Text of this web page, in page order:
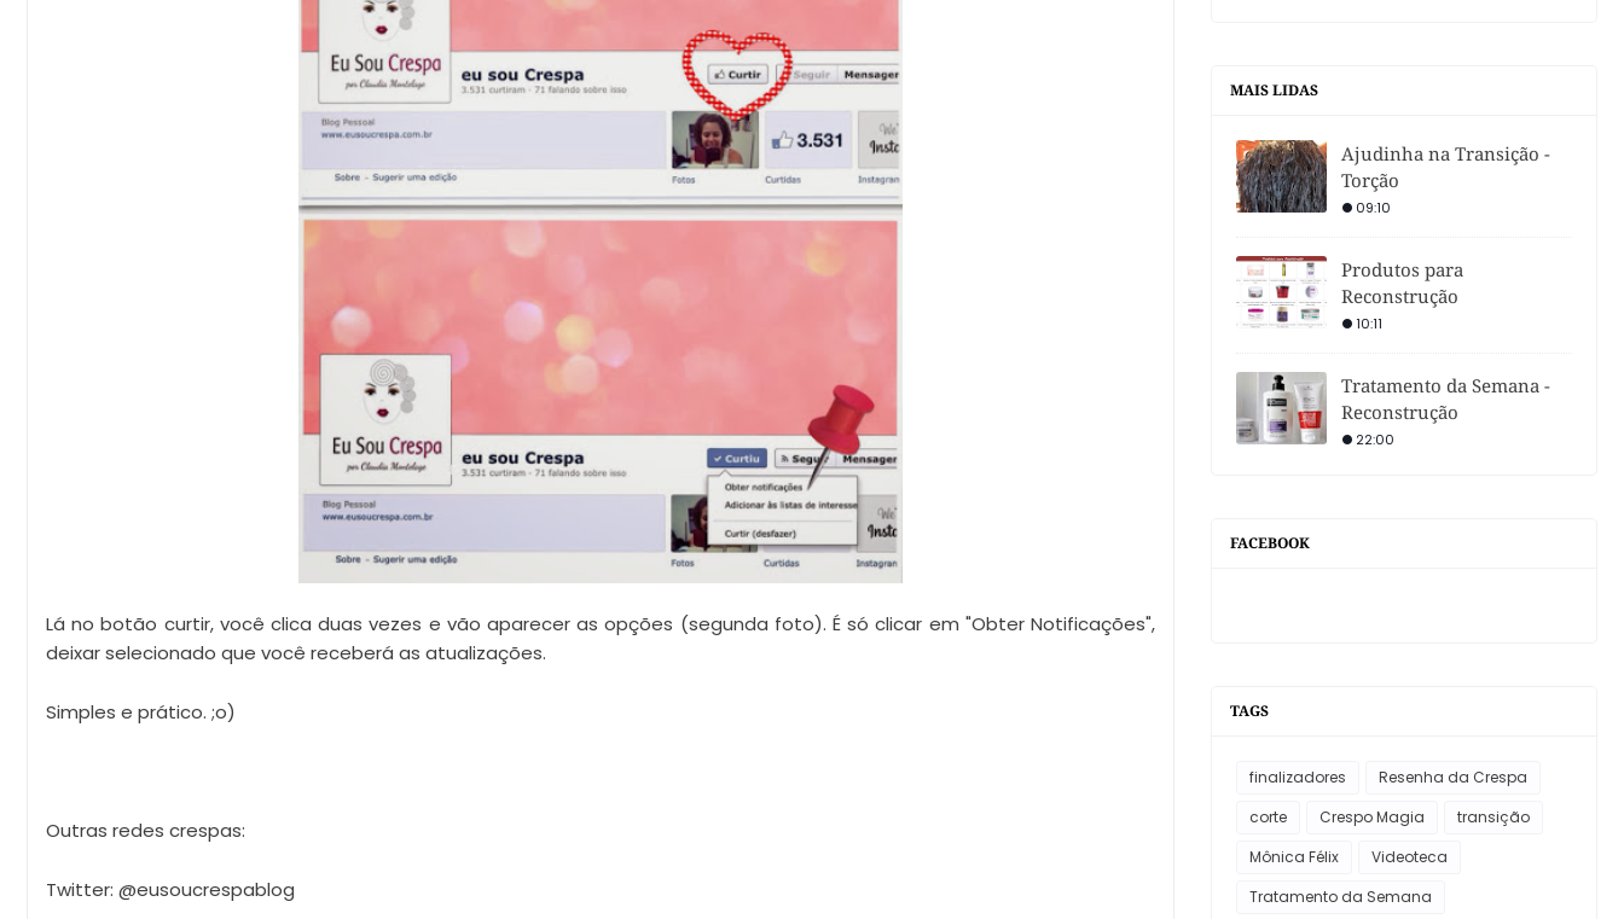
Lá no botão curtir, você clica duas vezes e vão aparecer as opções (segunda foto). É só clicar em "Obter Notificações",
deixar selecionado que você receberá as atualizações.
Simples e prático. ;o)
Outras redes crespas:
Twitter: @eusoucrespablog
MAIS LIDAS
Ajudinha na Transição -
Torção
09:10
Produtos para
Reconstrução
10:11
Tratamento da Semana -
Reconstrução
22:00
FACEBOOK
TAGS
finalizadores
Resenha da Crespa
corte
Crespo Magia
transição
Mônica Félix
Videoteca
Tratamento da Semana